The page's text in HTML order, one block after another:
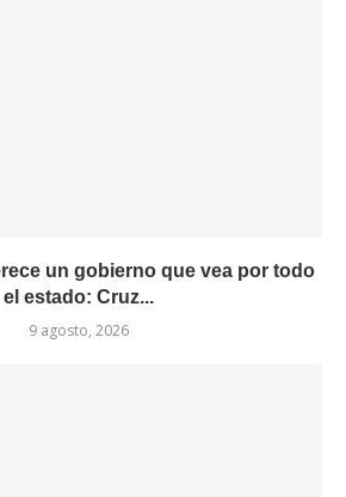
un gobierno que vea por todo
el estado: Cruz...
9 agosto, 2026